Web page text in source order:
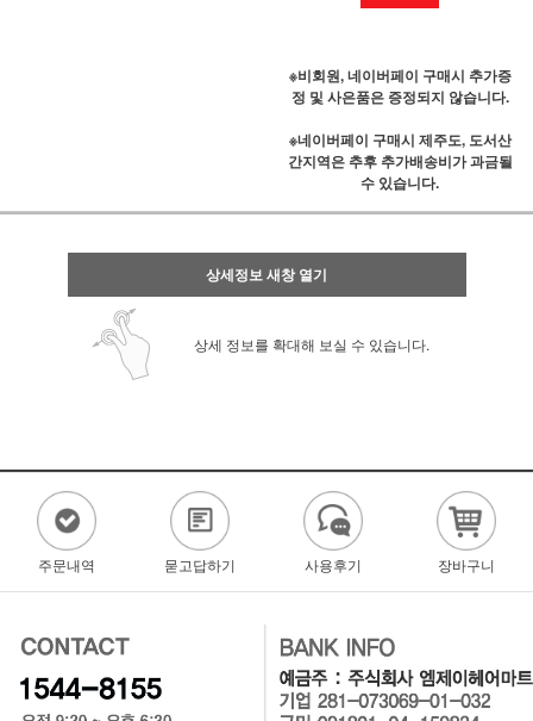
※비회원, 네이버페이 구매시 추가증
정 및 사은품은 증정되지 않습니다.
※네이버페이 구매시 제주도, 도서산
간지역은 추후 추가배송비가 과금될
수 있습니다.
상세정보 새창 열기
상세 정보를 확대해 보실 수 있습니다.
주문내역 묻고답하기 사용후기 장바구니